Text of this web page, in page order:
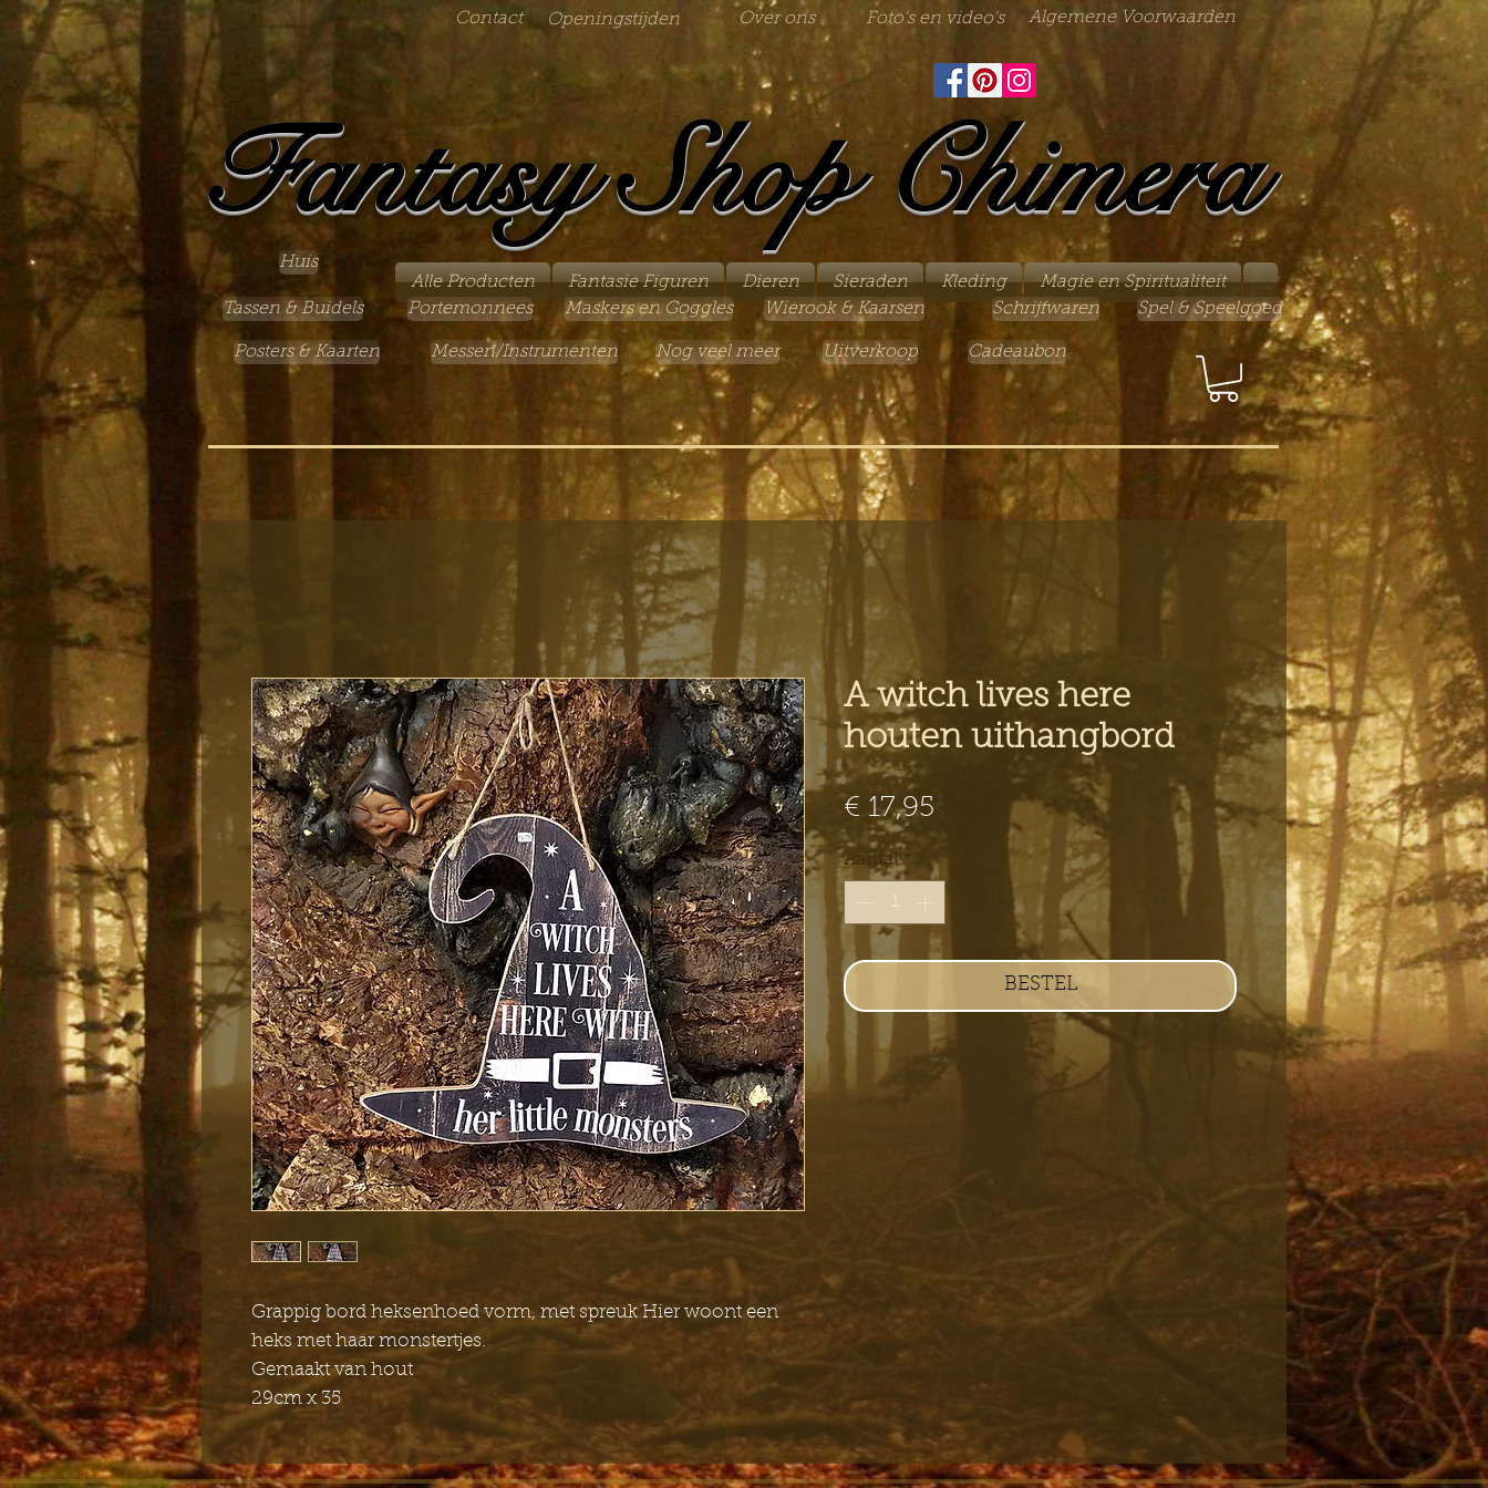
Contact Openingstijden Over ons Foto's en video's Algemene Voorwaarden
Fantasy Shop Chimera
Huis
Alle Producten
Fantasie Figuren Dieren Sieraden Kleding
Magie en Spiritualiteit
Tassen & Buidels
Portemonnees Maskers en Goggles Wierook & Kaarsen Schrijfwaren
Posters & Kaarten Messen/Instrumenten Nog veel meer Uitverkoop Cadeaubon
Spel & Speelgoed
Grappig bord heksenhoed vorm, met spreuk Hier woont een
heks met haar monstertjes.
Gemaakt van hout
29cm x 35
A witch lives here
houten uithangbord
€ 17,95
Aantal *
BESTEL